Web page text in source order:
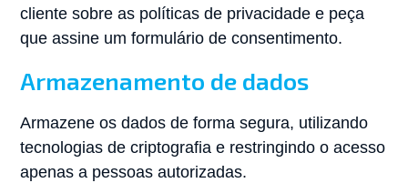
cliente sobre as políticas de privacidade e peça
que assine um formulário de consentimento.
Armazenamento de dados
Armazene os dados de forma segura, utilizando
tecnologias de criptografia e restringindo o acesso
apenas a pessoas autorizadas.